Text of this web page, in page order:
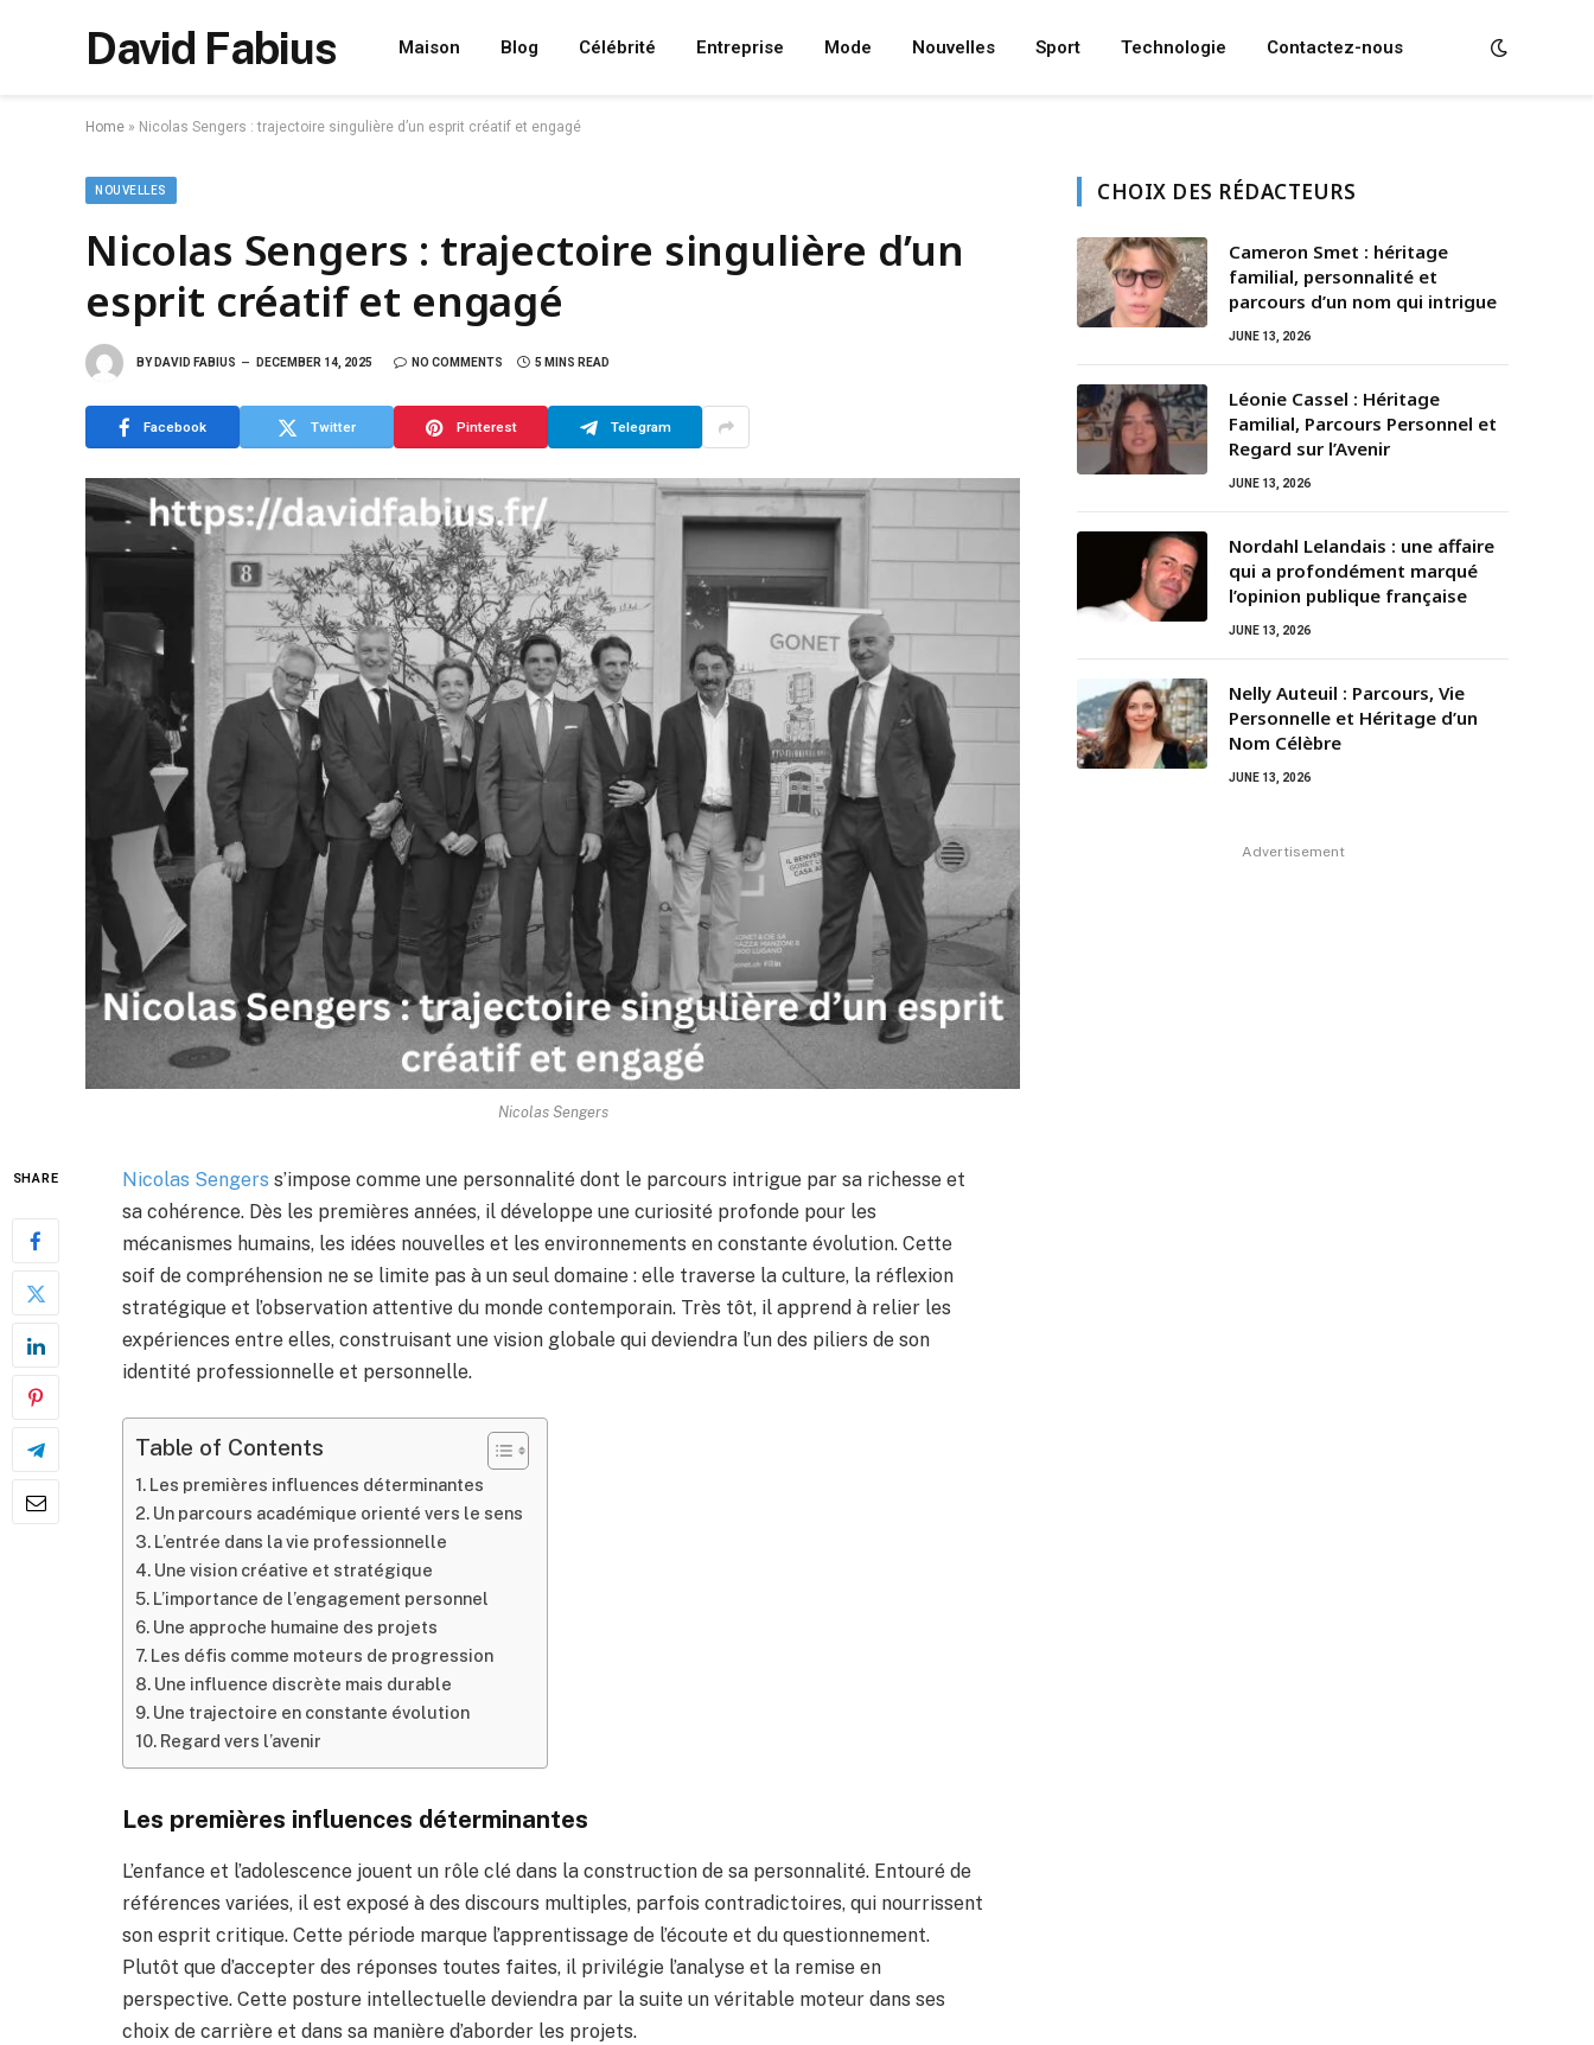
David Fabius Maison Blog Célébrité Entreprise Mode Nouvelles Sport Technologie Contactez-nous
Home » Nicolas Sengers : trajectoire singulière d’un esprit créatif et engagé
NOUVELLES
Nicolas Sengers : trajectoire singulière d’un
esprit créatif et engagé
BY DAVID FABIUS DECEMBER 14, 2025 NO COMMENTS 5 MINS READ
Facebook Twitter Pinterest Telegram
Nicolas Sengers
SHARE Nicolas Sengers s’impose comme une personnalité dont le parcours intrigue par sa richesse et
sa cohérence. Dès les premières années, il développe une curiosité profonde pour les
mécanismes humains, les idées nouvelles et les environnements en constante évolution. Cette
soif de compréhension ne se limite pas à un seul domaine : elle traverse la culture, la réflexion
stratégique et l’observation attentive du monde contemporain. Très tôt, il apprend à relier les
expériences entre elles, construisant une vision globale qui deviendra l’un des piliers de son
identité professionnelle et personnelle.
Table of Contents
Les premières influences déterminantes
Un parcours académique orienté vers le sens
L’entrée dans la vie professionnelle
Une vision créative et stratégique
L’importance de l’engagement personnel
Une approche humaine des projets
Les défis comme moteurs de progression
Une influence discrète mais durable
Une trajectoire en constante évolution
Regard vers l’avenir
Les premières influences déterminantes
L’enfance et l’adolescence jouent un rôle clé dans la construction de sa personnalité. Entouré de
références variées, il est exposé à des discours multiples, parfois contradictoires, qui nourrissent
son esprit critique. Cette période marque l’apprentissage de l’écoute et du questionnement.
Plutôt que d’accepter des réponses toutes faites, il privilégie l’analyse et la remise en
perspective. Cette posture intellectuelle deviendra par la suite un véritable moteur dans ses
choix de carrière et dans sa manière d’aborder les projets.
CHOIX DES RÉDACTEURS
Cameron Smet : héritage
familial, personnalité et
parcours d’un nom qui intrigue
JUNE 13, 2026
Léonie Cassel : Héritage
Familial, Parcours Personnel et
Regard sur l’Avenir
JUNE 13, 2026
Nordahl Lelandais : une affaire
qui a profondément marqué
l’opinion publique française
JUNE 13, 2026
Nelly Auteuil : Parcours, Vie
Personnelle et Héritage d’un
Nom Célèbre
JUNE 13, 2026
Advertisement